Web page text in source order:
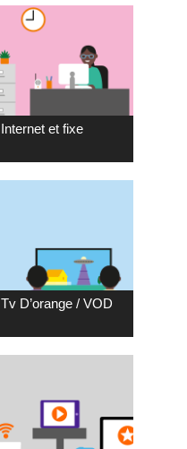
Internet et fixe
Tv D’orange / VOD